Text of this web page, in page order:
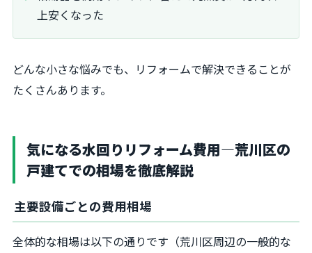
上安くなった
どんな小さな悩みでも、リフォームで解決できることが
たくさんあります。
気になる水回りリフォーム費用―荒川区の
戸建てでの相場を徹底解説
主要設備ごとの費用相場
全体的な相場は以下の通りです（荒川区周辺の一般的な